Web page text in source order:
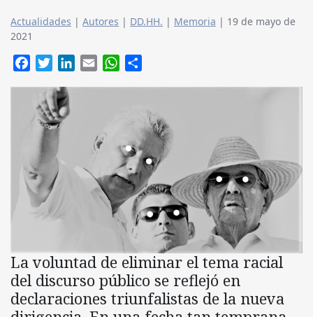
Actualidades | Autores | DD.HH. | Memoria | 19 de mayo de
2021
FacebookTwitterLinkedIn
Email WhatsApp
La voluntad de eliminar el tema racial
del discurso público se reflejó en
declaraciones triunfalistas de la nueva